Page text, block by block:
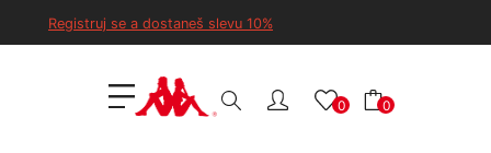
Registruj se a dostaneš slevu 10%
0 0